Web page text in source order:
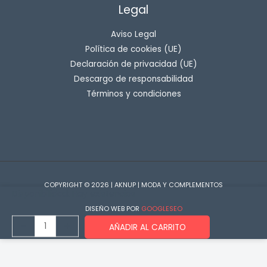
Legal
Aviso Legal
Política de cookies (UE)
Declaración de privacidad (UE)
Descargo de responsabilidad
Términos y condiciones
COPYRIGHT © 2026 | AKNUP | MODA Y COMPLEMENTOS
DISEÑO WEB POR GOOGLESEO
-
AÑADIR AL CARRITO